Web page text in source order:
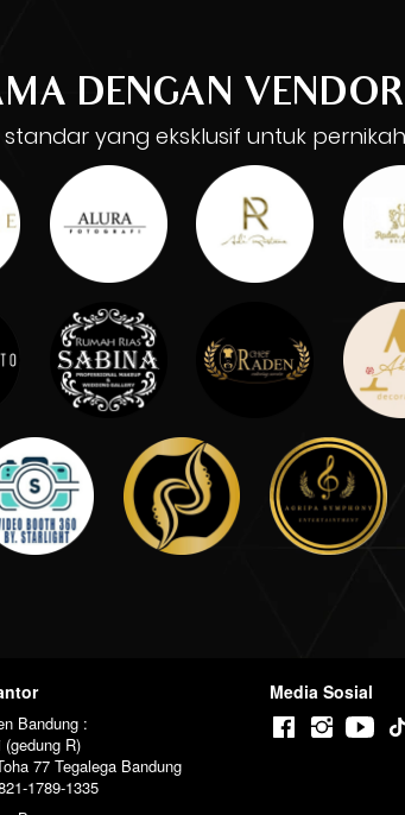
DENGAN VENDOR
yang eksklusif untuk
Bandung :
(gedung R)
77 Tegalega Bandung
1789-1335
Media Sosial